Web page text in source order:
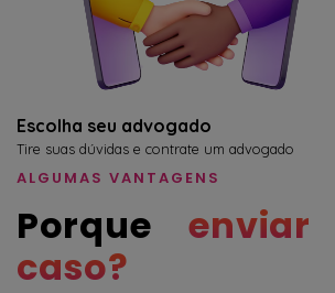
Escolha seu advogado
Tire suas dúvidas e contrate um advogado
ALGUMAS VANTAGENS
Porque
caso?